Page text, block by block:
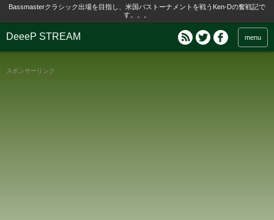
Bassmasterクラシック出場を目指し、米国バストーナメントを戦うKen-Dの奮戦記で
す。。。
DeeeP STREAM menu
スポンサーリンク